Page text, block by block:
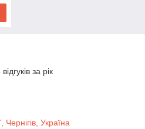
за рік
Україна